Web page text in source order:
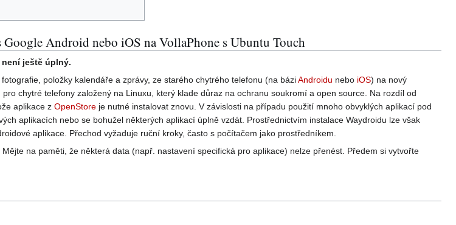
Android nebo iOS na VollaPhone s Ubuntu Touch
ještě úplný.
položky kalendáře a zprávy, ze starého chytrého telefonu (na báziAndroidu nebo iOS) na nový
chytré telefony založený na Linuxu, který klade důraz na ochranu soukromí a open source. Na rozdíl od
aplikace z OpenStore je nutné instalovat znovu. V závislosti na případu použití mnoho obvyklých aplikací pod
aplikacích nebo se bohužel některých aplikací úplně vzdát. Prostřednictvím instalace Waydroidu lze však
aplikace. Přechod vyžaduje ruční kroky, často s počítačem jako prostředníkem.
na paměti, že některá data (např. nastavení specifická pro aplikace) nelze přenést. Předem si vytvořte